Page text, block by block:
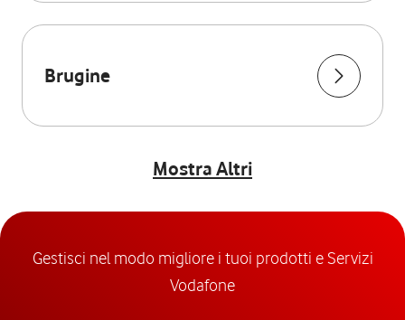
Brugine
Mostra Altri
Gestisci nel modo migliore i tuoi prodotti e Servizi
Vodafone